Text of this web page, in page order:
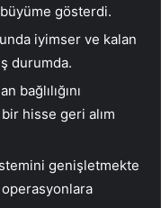
gösterdi.
iyimser ve kalan
durumda.
bağlılığını
hisse geri alım
genişletmekte